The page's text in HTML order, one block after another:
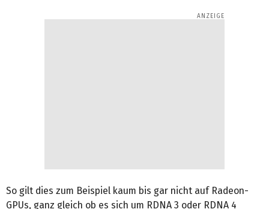
So gilt dies zum Beispiel kaum bis gar nicht auf Radeon-
GPUs, ganz gleich ob es sich um RDNA 3 oder RDNA 4